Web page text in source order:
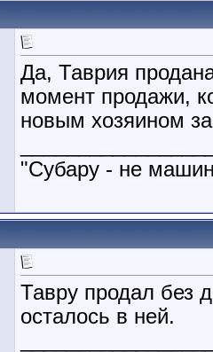
Да, Таврия
момент продажи,
новым хозяином
"Субару - не
Тавру продал без
осталось в ней.